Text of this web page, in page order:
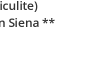
Siena **